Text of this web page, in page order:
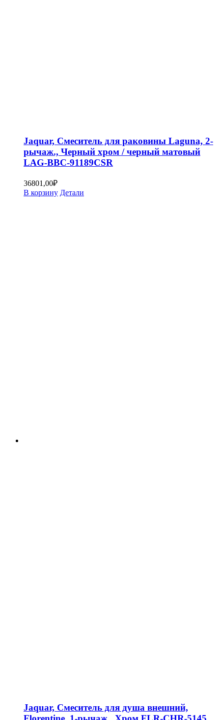
Jaquar, Смеситель для раковины Laguna, 2-
рычаж., Черный хром / черный матовый
LAG-BBC-91189CSR
36801,00₽
В корзину Детали
Jaquar, Смеситель для душа внешний,